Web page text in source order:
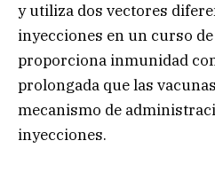
y utiliza dos vectores
inyecciones en un curso
proporciona inmunidad
prolongada que las
mecanismo de
inyecciones.